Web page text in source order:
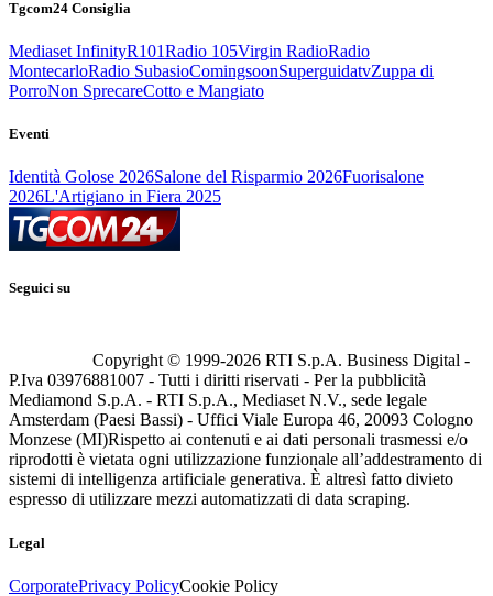
Tgcom24 Consiglia
Mediaset InfinityR101Radio 105Virgin RadioRadio
MontecarloRadio SubasioComingsoonSuperguidatvZuppa di
PorroNon SprecareCotto e Mangiato
Eventi
Identità Golose 2026Salone del Risparmio 2026Fuorisalone
2026L'Artigiano in Fiera 2025
Seguici su
Copyright © 1999-2026 RTI S.p.A. Business Digital -
P.Iva 03976881007 - Tutti i diritti riservati - Per la pubblicità
Mediamond S.p.A. - RTI S.p.A., Mediaset N.V., sede legale
Amsterdam (Paesi Bassi) - Uffici Viale Europa 46, 20093 Cologno
Monzese (MI)Rispetto ai contenuti e ai dati personali trasmessi e/o
riprodotti è vietata ogni utilizzazione funzionale all’addestramento di
sistemi di intelligenza artificiale generativa. È altresì fatto divieto
espresso di utilizzare mezzi automatizzati di data scraping.
Legal
CorporatePrivacy PolicyCookie Policy